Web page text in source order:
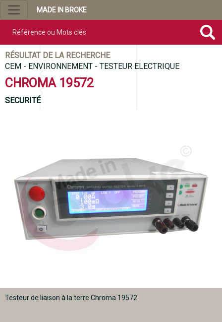
MADE IN BROKE
RÉSULTAT DE LA RECHERCHE
CEM - ENVIRONNEMENT - TESTEUR ELECTRIQUE
CHROMA 19572
SECURITÉ
Testeur de liaison à la terre Chroma 19572